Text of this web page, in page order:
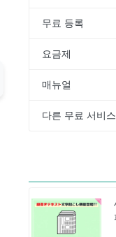
무료 등록
요금제
매뉴얼
다른 무료 서비